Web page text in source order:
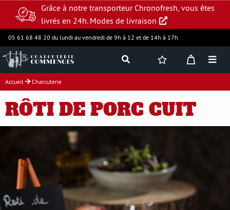
Grâce à notre transporteur Chronofresh, vous êtes
livrés en 24h. Modes de livraison
05 61 68 48 20 du lundi au vendredi de 9h à 12 et de 14h à 17h
Jambon supérieur
Charcuterie
Produits frais
Assortiments
Accueil Charcuterie
RÔTI DE PORC CUIT